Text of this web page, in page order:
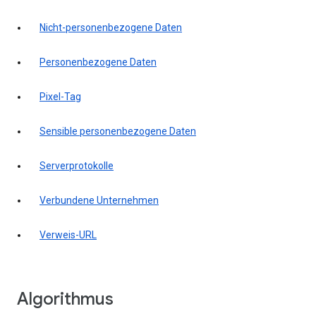
Nicht-personenbezogene Daten
Personenbezogene Daten
Pixel-Tag
Sensible personenbezogene Daten
Serverprotokolle
Verbundene Unternehmen
Verweis-URL
Algorithmus